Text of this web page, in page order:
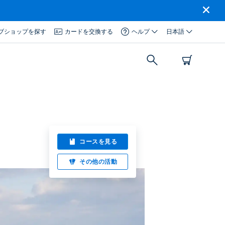
ショップを探す カードを交換する ヘルプ 日本語
コースを見る
その他の活動